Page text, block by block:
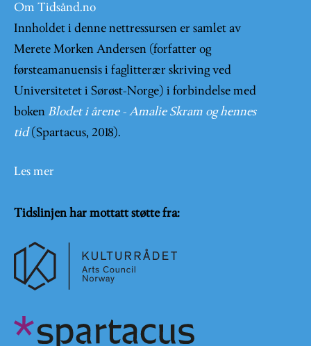
Om Tidsånd.no
Innholdet i denne nettressursen er samlet av
Merete Morken Andersen (forfatter og
førsteamanuensis i faglitterær skriving ved
Universitetet i Sørøst-Norge) i forbindelse med
boken Blodet i årene - Amalie Skram og hennes
tid (Spartacus, 2018).
Les mer
Tidslinjen har mottatt støtte fra: